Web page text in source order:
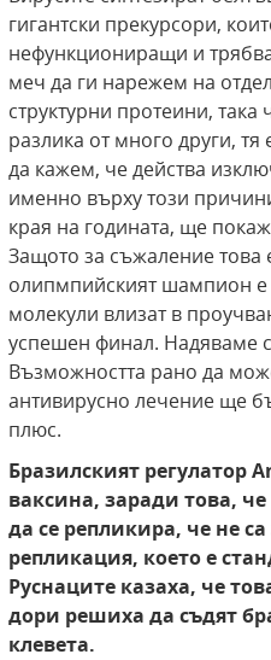
гигантски прекурсори,
нефункциониращи и
меч да ги нарежем на
структурни протеини, така
разлика от много други,
да кажем, че действа
именно върху този
края на годината, ще
Защото за съжаление това
олипмпийският шампион
молекули влизат в
успешен финал. Надяваме
Възможността рано да
антивирусно лечение ще
плюс.
Бразилският регулатор
ваксина, заради това,
да се репликира, че не
репликация, което е
Руснаците казаха, че
дори решиха да съдят
клевета.